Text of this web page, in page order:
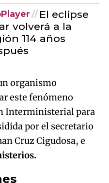
El eclipse
volverá a la
114 años
organismo
este fenómeno
Interministerial para
por el secretario
Cruz Cigudosa, e